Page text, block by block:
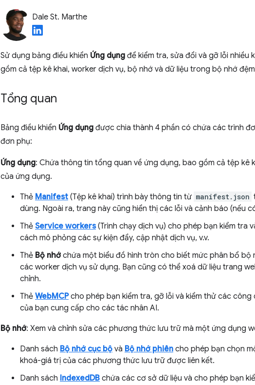
Dale St. Marthe
Sử dụng bảng điều khiển Ứng dụng để kiểm tra, sửa đổi và gỡ lỗi nhiều
gồm cả tệp kê khai, worker dịch vụ, bộ nhớ và dữ liệu trong bộ nhớ
Tổng quan
Bảng điều khiển Ứng dụng được chia thành 4 phần có chứa các trình
đơn phụ:
Ứng dụng: Chứa thông tin tổng quan về ứng dụng, bao gồm cả tệp kê
của ứng dụng.
Thẻ Manifest (Tệp kê khai) trình bày thông tin từ manifest.json
dùng. Ngoài ra, trang này cũng hiển thị các lỗi và cảnh báo (nếu
Thẻ Service workers(Trình chạy dịch vụ) cho phép bạn kiểm tra
cách mô phỏng các sự kiện đẩy, cập nhật dịch vụ, v.v.
Thẻ Bộ nhớ chứa một biểu đồ hình tròn cho biết mức phân bổ bộ
các worker dịch vụ sử dụng. Bạn cũng có thể xoá dữ liệu trang
chỉnh.
Thẻ WebMCPcho phép bạn kiểm tra, gỡ lỗi và kiểm thử các công
của bạn cung cấp cho các tác nhân AI.
Bộ nhớ: Xem và chỉnh sửa các phương thức lưu trữ mà một ứng dụng
Danh sách Bộ nhớ cục bộ và Bộ nhớ phiên cho phép bạn chọn
khoá-giá trị của các phương thức lưu trữ được liên kết.
Danh sách IndexedDB chứa các cơ sở dữ liệu và cho phép bạn